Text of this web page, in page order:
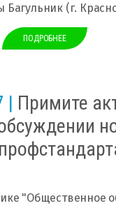
Багульник (г.
ПОДРОБНЕЕ
| Примите
"Общественное